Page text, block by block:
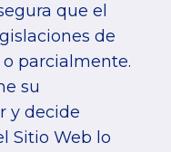
que el
de
parcialmente.
su
y decide
Sitio Web lo